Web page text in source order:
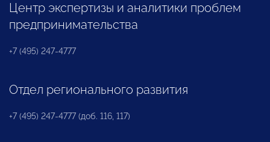
Центр экспертизы и аналитики проблем
предпринимательства
+7 (495) 247-4777
Отдел регионального развития
+7 (495) 247-4777 (доб. 116, 117)